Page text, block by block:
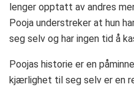
lenger opptatt av andres
Pooja understreker at hun
seg selv og har ingen tid å
Poojas historie er en
kjærlighet til seg selv er en